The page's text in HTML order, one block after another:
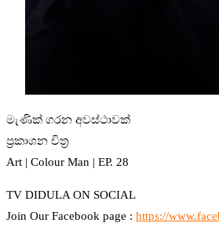
මැණික් ගරන අවස්ථාවක්
ප්‍රකාශන චිත්‍ර
Art | Colour Man | EP. 28
TV DIDULA ON SOCIAL
Join Our Facebook page : https://